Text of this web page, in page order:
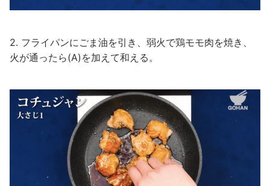
2. フライパンにごま油を引き、弱火で鶏モモ肉を焼き、
火が通ったら(A)を加えて和える。